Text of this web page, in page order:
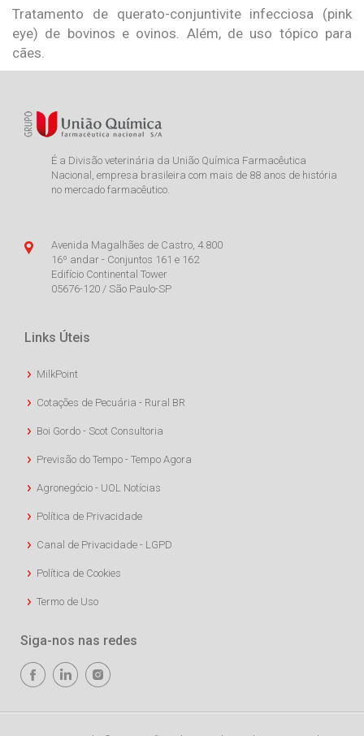
Tratamento de querato-conjuntivite infecciosa (pink
eye) de bovinos e ovinos. Além, de uso tópico para
cães.
É a Divisão veterinária da União Química Farmacêutica
Nacional, empresa brasileira com mais de 88 anos de história
no mercado farmacêutico.
Avenida Magalhães de Castro, 4.800
16º andar - Conjuntos 161 e 162
Edifício Continental Tower
05676-120 / São Paulo-SP
Links Úteis
MilkPoint
Cotações de Pecuária - Rural BR
Boi Gordo - Scot Consultoria
Previsão do Tempo - Tempo Agora
Agronegócio - UOL Notícias
Política de Privacidade
Canal de Privacidade - LGPD
Política de Cookies
Termo de Uso
Siga-nos nas redes